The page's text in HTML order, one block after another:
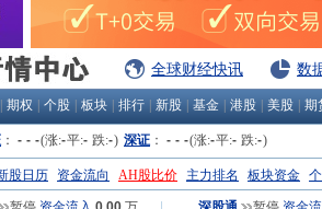
全球财经快讯 数
期权 个股 板块 排行 新股 基金 港股 美股 期
： - - -(涨:-平:- 跌:-) 深证 ： - - -(涨:-平:- 跌:-)
股日历 资金流向 AH股比价 主力排名 板块资金